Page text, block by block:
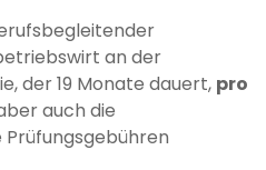
an der
der 19 Monate dauert, pro
auch die